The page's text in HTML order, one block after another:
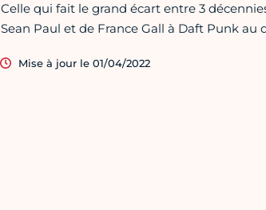
Celle qui fait le grand écart entre 3
Sean Paul et de France Gall à Daft Punk au
Mise à jour le 01/04/2022